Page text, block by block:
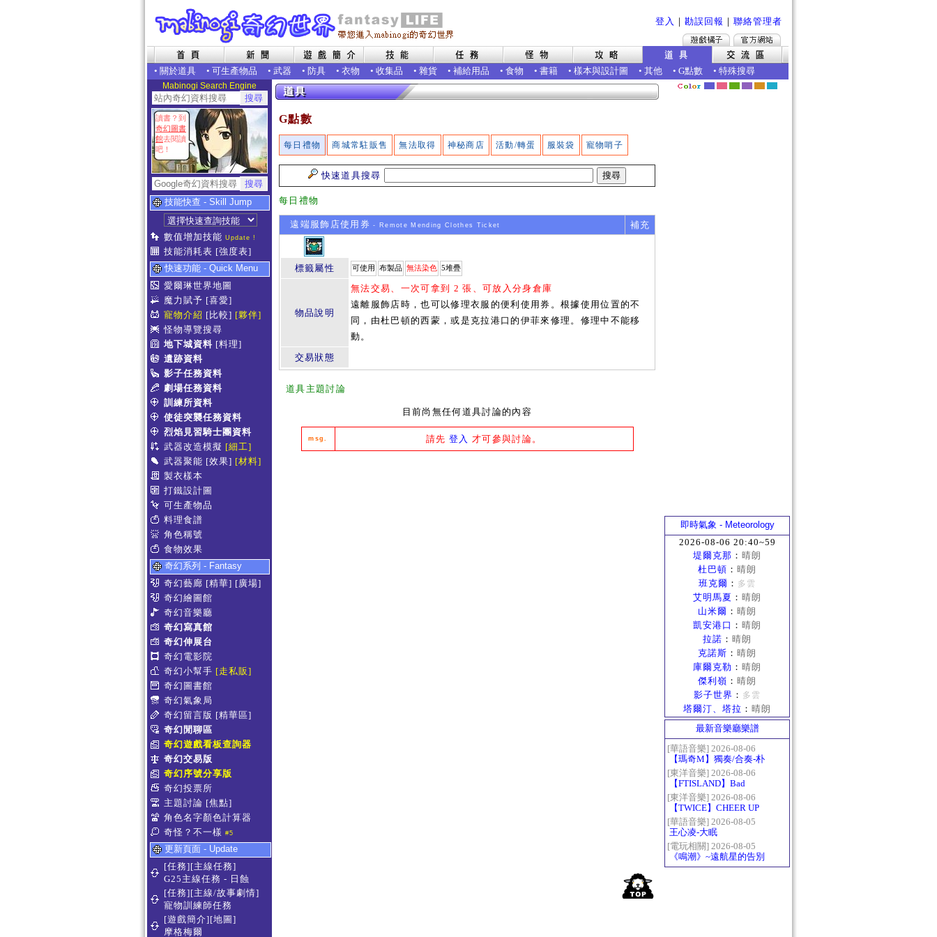
登入 ｜ 勘誤回報 ｜ 聯絡管理者
• 關於道具 • 可生產物品 • 武器 • 防具 • 衣物 • 收集品 • 雜貨 • 補給用品 • 食物 • 書籍 • 樣本與設計圖 • 其他 • G點數 • 特殊搜尋
Mabinogi Search Engine
讀書？到
奇幻圖書
館去閱讀
吧！
技能快查 - Skill Jump
數值增加技能 Update !
技能消耗表 [強度表]
快速功能 - Quick Menu
愛爾琳世界地圖
魔力賦予 [喜愛]
寵物介紹 [比較] [夥伴]
怪物導覽搜尋
地下城資料 [料理]
遺跡資料
影子任務資料
劇場任務資料
訓練所資料
使徒突襲任務資料
烈焰見習騎士團資料
武器改造模擬 [細工]
武器聚能 [效果] [材料]
製衣樣本
打鐵設計圖
可生產物品
料理食譜
角色稱號
食物效果
奇幻系列 - Fantasy
奇幻藝廊 [精華] [廣場]
奇幻繪圖館
奇幻音樂廳
奇幻寫真館
奇幻伸展台
奇幻電影院
奇幻小幫手 [走私販]
奇幻圖書館
奇幻氣象局
奇幻留言版 [精華區]
奇幻閒聊區
奇幻遊戲看板查詢器
奇幻交易版
奇幻序號分享版
奇幻投票所
主題討論 [焦點]
角色名字顏色計算器
奇怪？不一樣 #5
更新頁面 - Update
[任務][主線任務]
G25主線任務 - 日蝕
[任務][主線/故事劇情]
寵物訓練師任務
[遊戲簡介][地圖]
摩格梅爾
G點數
每日禮物 商城常駐販售 無法取得 神秘商店 活動/轉蛋 服裝袋 寵物哨子
快速道具搜尋
每日禮物
遠端服飾店使用券 - Remote Mending Clothes Ticket 補充
標籤屬性 可使用 布製品 無法染色 5堆疊
物品說明
無法交易、一次可拿到 2 張、可放入分身倉庫
遠離服飾店時，也可以修理衣服的便利使用券。根據使用位置的不
同，由杜巴頓的西蒙，或是克拉港口的伊菲來修理。修理中不能移
動。
交易狀態
道具主題討論
目前尚無任何道具討論的內容
msg. 請先 登入 才可參與討論。
即時氣象 - Meteorology
2026-08-06 20:40~59
堤爾克那 ： 晴朗
杜巴頓 ： 晴朗
班克爾 ： 多雲
艾明馬夏 ： 晴朗
山米爾 ： 晴朗
凱安港口 ： 晴朗
拉諾 ： 晴朗
克諾斯 ： 晴朗
庫爾克勒 ： 晴朗
傑利嶺 ： 晴朗
影子世界 ： 多雲
塔爾汀、塔拉 ： 晴朗
最新音樂廳樂譜
[華語音樂] 2026-08-06
【瑪奇M】獨奏/合奏-朴
樹-那些花兒
[東洋音樂] 2026-08-06
【FTISLAND】Bad
Woman
[東洋音樂] 2026-08-06
【TWICE】CHEER UP
[華語音樂] 2026-08-05
王心凌-大眠
[電玩相關] 2026-08-05
《鳴潮》~遠航星的告別